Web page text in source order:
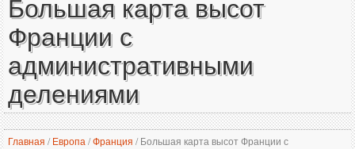
Большая карта высот
Франции с
административными
делениями
Главная / Европа /Франция /Большая карта высот Франции с